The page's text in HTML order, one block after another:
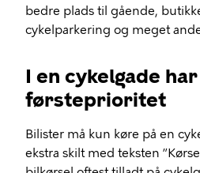
bedre plads til gående,
cykelparkering og meget
I en cykelgade
førsteprioritet
Bilister må kun køre på en
ekstra skilt med teksten